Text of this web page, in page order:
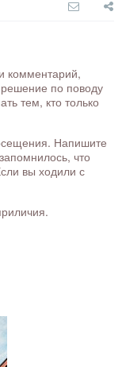
комментарий,
по поводу
тем, кто только
Напишите
что
вы ходили с